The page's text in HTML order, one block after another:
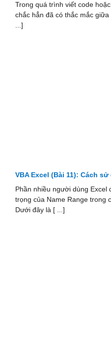
Trong quá trình viết code
chắc hẳn đã có thắc mắc
...]
VBA Excel (Bài 11): Cách
Phần nhiều người dùng
trọng của Name Range trong
Dưới đây là [ ...]